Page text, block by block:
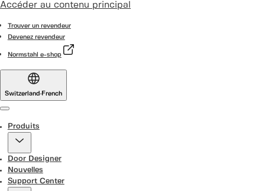
Accéder au contenu principal
Trouver un revendeur
Devenez revendeur
Normstahl e-shop
Switzerland ·French
Produits
Door Designer
Nouvelles
Support Center